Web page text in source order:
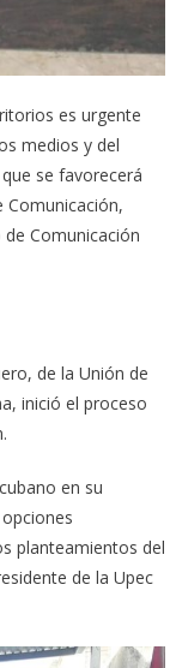
es urgente
medios y del
se favorecerá
Comunicación,
Comunicación
de la Unión de
inició el proceso
en su
planteamientos del
de la Upec